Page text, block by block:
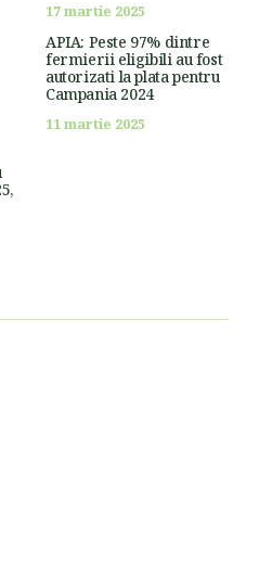
17 martie 2025
APIA: Peste 97% dintre
fermierii eligibili au fost
autorizati la plata pentru
Campania 2024
11 martie 2025